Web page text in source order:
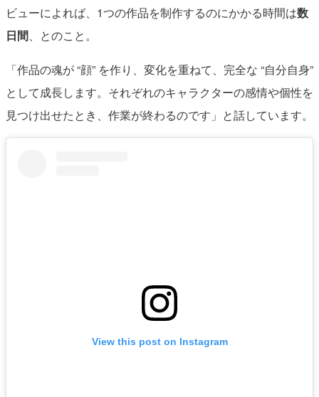
ビューによれば、1つの作品を制作するのにかかる時間は数
日間、とのこと。
「作品の魂が “顔” を作り、変化を重ねて、完全な “自分自身”
として成長します。それぞれのキャラクターの感情や個性を
見つけ出せたとき、作業が終わるのです」と話しています。
View this post on Instagram